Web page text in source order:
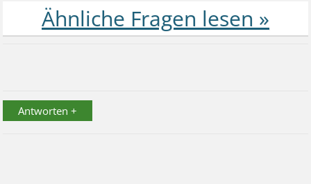
Antworten +